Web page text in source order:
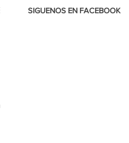
SIGUENOS EN FACEBOOK